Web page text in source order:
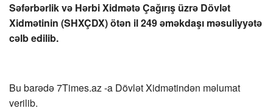
Səfərbərlik və Hərbi Xidmətə Çağırış üzrə Dövlət
Xidmətinin (SHXÇDX) ötən il 249 əməkdaşı məsuliyyətə
cəlb edilib.
Bu barədə 7Times.az -a Dövlət Xidmətindən məlumat
verilib.